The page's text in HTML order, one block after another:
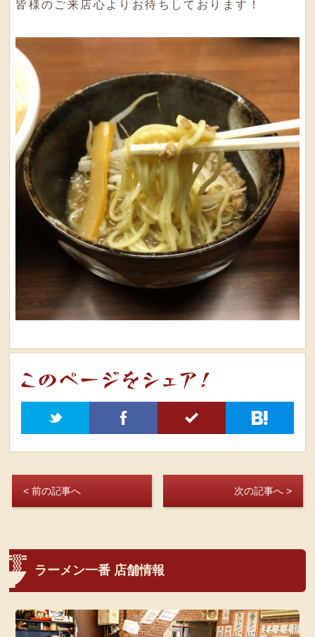
皆様のご来店心よりお待ちしております！
t f 5 h
< 前の記事へ 次の記事へ >
ラーメン一番 店舗情報